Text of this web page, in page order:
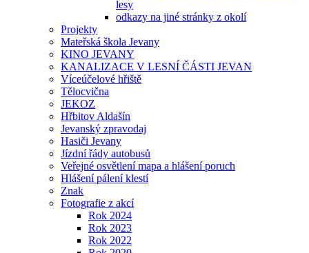
lesy
odkazy na jiné stránky z okolí
Projekty
Mateřská škola Jevany
KINO JEVANY
KANALIZACE V LESNÍ ČÁSTI JEVAN
Víceúčelové hřiště
Tělocvična
JEKOZ
Hřbitov Aldašín
Jevanský zpravodaj
Hasiči Jevany
Jízdní řády autobusů
Veřejné osvětlení mapa a hlášení poruch
Hlášení pálení klestí
Znak
Fotografie z akcí
Rok 2024
Rok 2023
Rok 2022